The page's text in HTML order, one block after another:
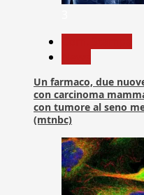
Un farmaco, due
con carcinoma
con tumore al seno
(mtnbc)